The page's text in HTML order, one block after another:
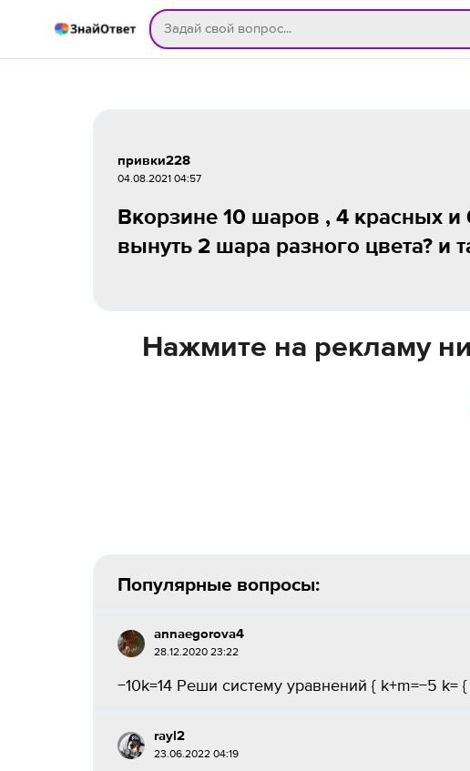
привки228
04.08.2021 04:57
Вкорзине 10 шаров , 4 красных
вынуть 2 шара разного цвета? и
Нажмите на рекламу
Популярные вопросы:
annaegorova4
28.12.2020 23:22
−10k=14 Реши систему уравнений { k+m=−5 k= {
rayl2
23.06.2022 04:19